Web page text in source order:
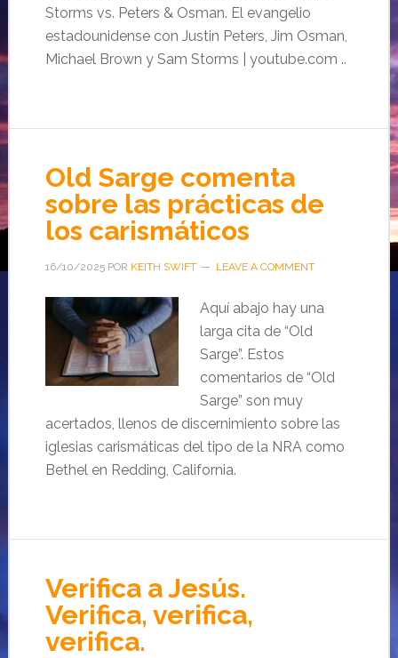
Storms vs. Peters & Osman. El evangelio
estadounidense con Justin Peters, Jim Osman,
Michael Brown y Sam Storms | youtube.com ..
Old Sarge comenta
sobre las prácticas de
los carismáticos
16/10/2025POR KEITH SWIFT LEAVE A COMMENT
Aquí abajo hay una
larga cita de “Old
Sarge”. Estos
comentarios de “Old
Sarge” son muy
acertados, llenos de discernimiento sobre las
iglesias carismáticas del tipo de la NRA como
Bethel en Redding, California.
Verifica a Jesús.
Verifica, verifica,
verifica.